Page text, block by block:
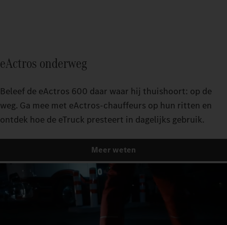
eActros onderweg
Beleef de eActros 600 daar waar hij thuishoort: op de
weg. Ga mee met eActros-chauffeurs op hun ritten en
ontdek hoe de eTruck presteert in dagelijks gebruik.
Meer weten